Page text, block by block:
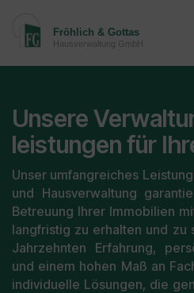
Unsere
leistungen für
Unser umfangreiches
und Hausverwaltung
Betreuung Ihrer Immobilien
langfristig zu erhalten und zu
Jahrzehnten Erfahrung,
und einem hohen Maß an
individuelle Lösungen, die